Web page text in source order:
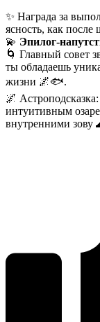
✨ Награда за
ясность, как после
💫 Эпилог-
🌀 Главный совет
ты обладаешь
жизни 🌌🐟.
🌌
интуитивным
внутренними зову